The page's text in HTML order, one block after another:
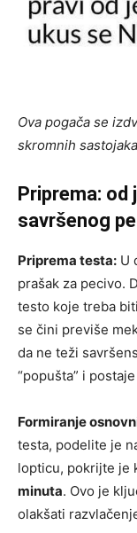
Ova pogača se
skromnih
Priprema:
savršenog
Priprema testa: U
prašak za pecivo.
testo koje treba biti
se čini previše
da ne teži
“popušta” i
Formiranje
testa, podelite je
lopticu, pokrijte je
minuta. Ovo je
olakšati